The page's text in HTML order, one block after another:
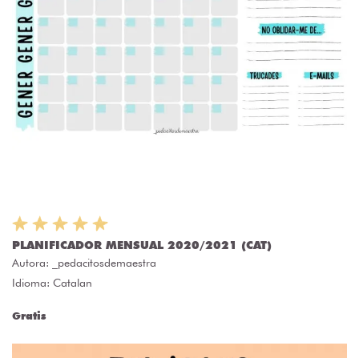
PLANIFICADOR MENSUAL 2020/2021 (CAT)
Autora:
_pedacitosdemaestra
Idioma: Catalan
Gratis